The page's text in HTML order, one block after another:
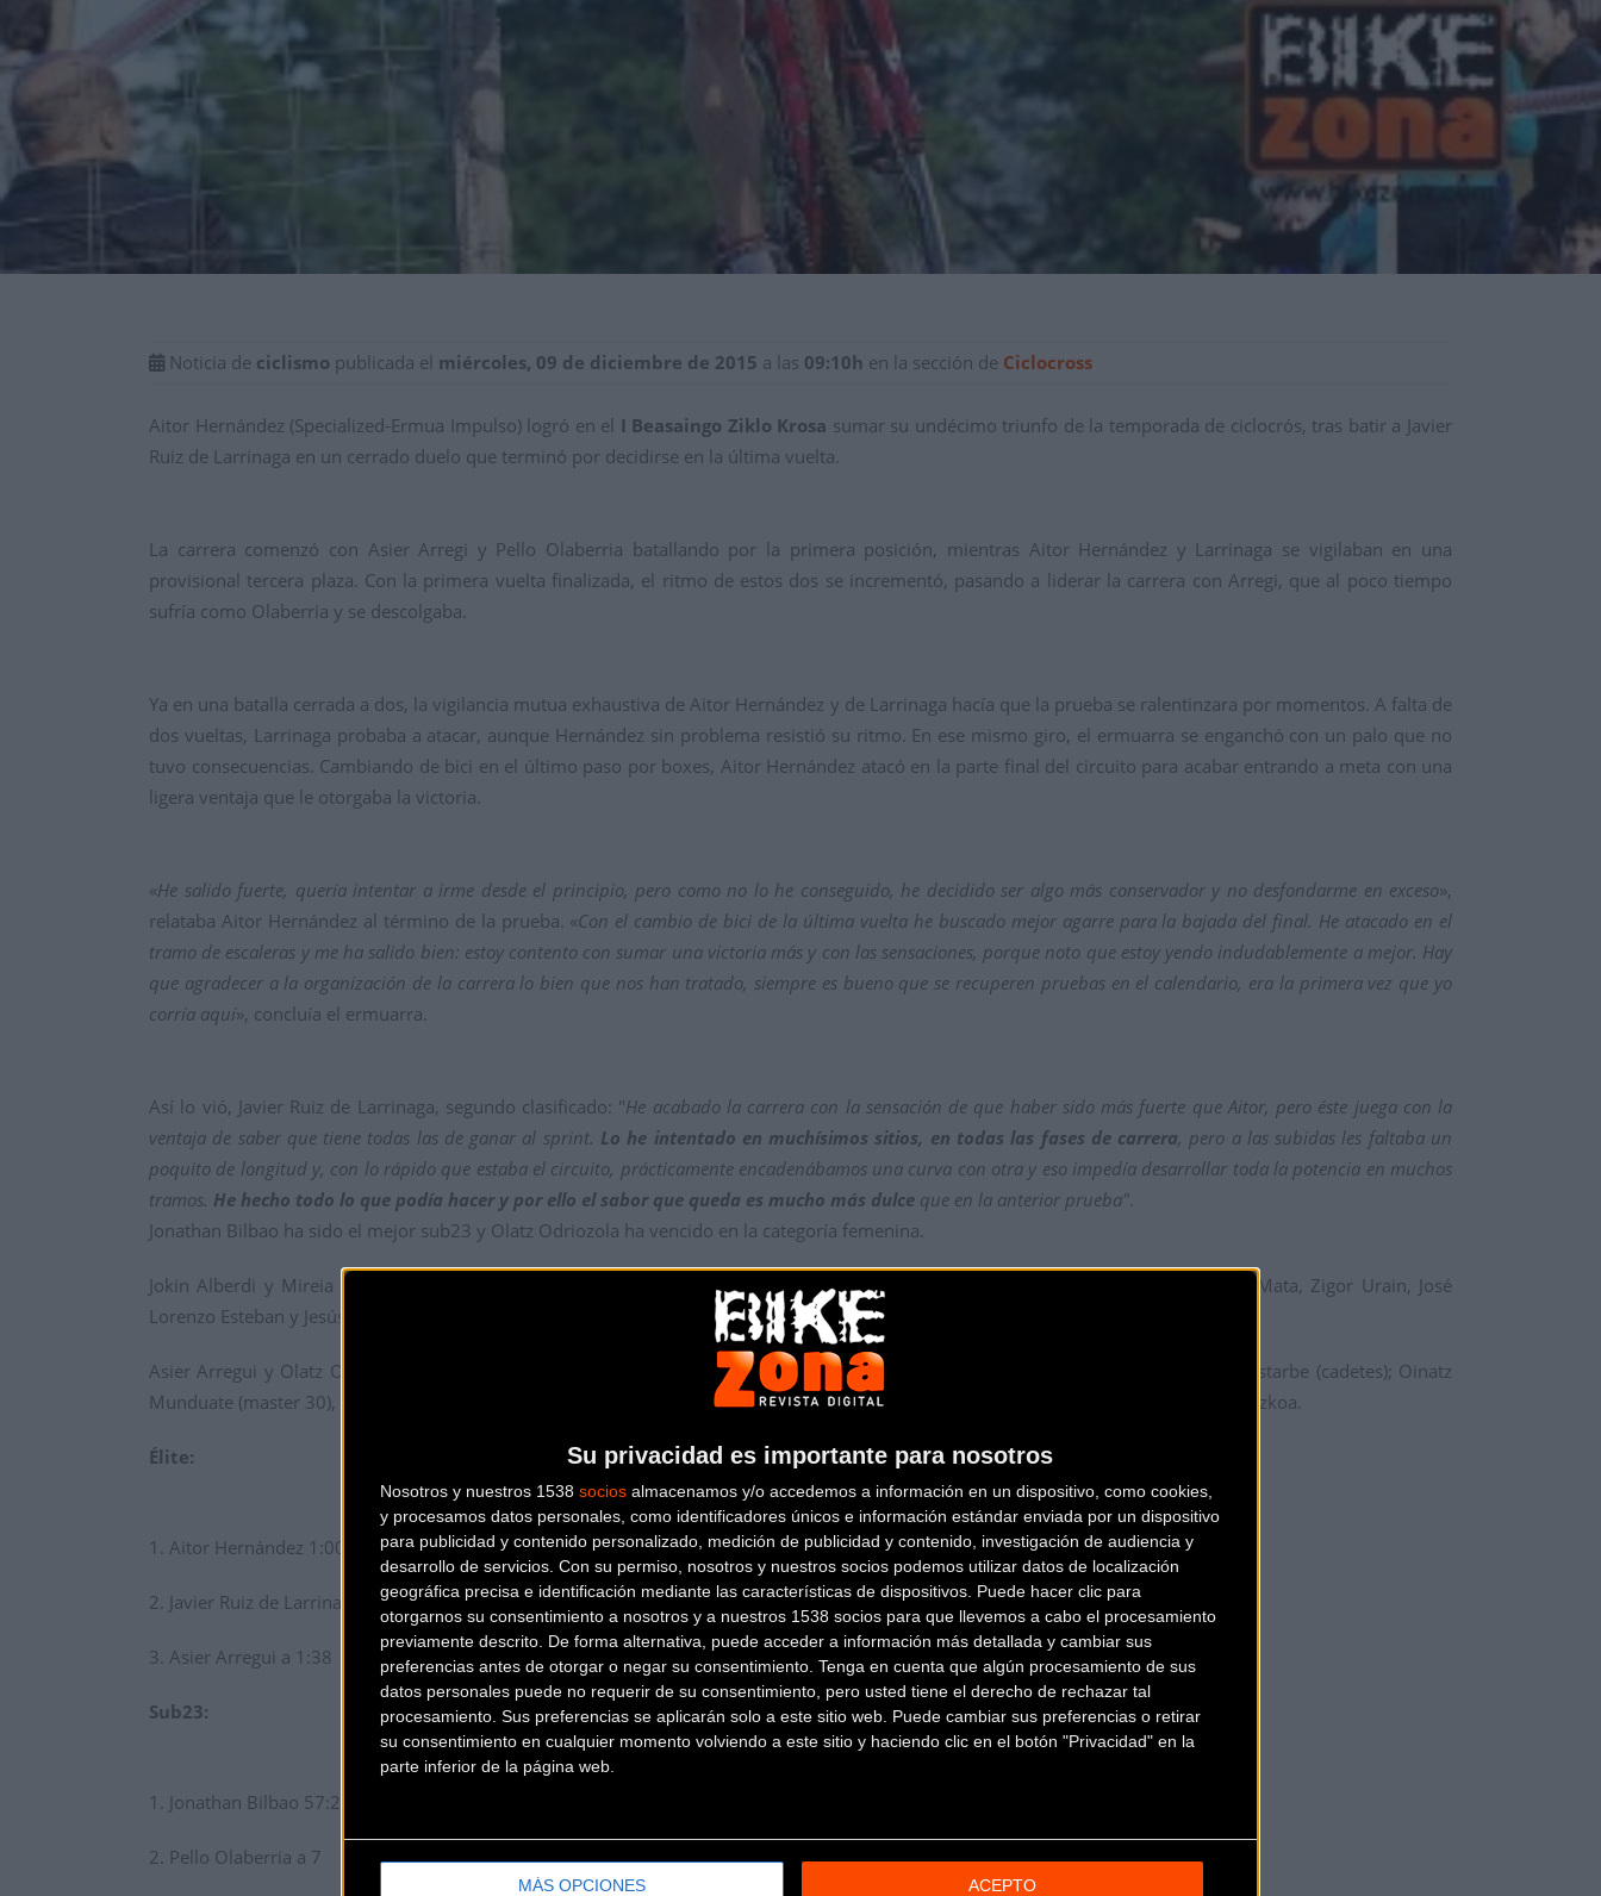
Su privacidad es importante para nosotros
Nosotros y nuestros 1538 socios almacenamos y/o accedemos a información en un dispositivo, como cookies,
y procesamos datos personales, como identificadores únicos e información estándar enviada por un dispositivo
para publicidad y contenido personalizado, medición de publicidad y contenido, investigación de audiencia y
desarrollo de servicios. Con su permiso, nosotros y nuestros socios podemos utilizar datos de localización
geográfica precisa e identificación mediante las características de dispositivos. Puede hacer clic para
otorgarnos su consentimiento a nosotros y a nuestros 1538 socios para que llevemos a cabo el procesamiento
previamente descrito. De forma alternativa, puede acceder a información más detallada y cambiar sus
preferencias antes de otorgar o negar su consentimiento. Tenga en cuenta que algún procesamiento de sus
datos personales puede no requerir de su consentimiento, pero usted tiene el derecho de rechazar tal
procesamiento. Sus preferencias se aplicarán solo a este sitio web. Puede cambiar sus preferencias o retirar
su consentimiento en cualquier momento volviendo a este sitio y haciendo clic en el botón "Privacidad" en la
parte inferior de la página web.
MÁS OPCIONES ACEPTO
Noticia de ciclismo publicada el miércoles, 09 de diciembre de 2015 a las 09:10h en la sección de Ciclocross
Aitor Hernández (Specialized-Ermua Impulso) logró en el I Beasaingo Ziklo Krosa sumar su undécimo triunfo de la temporada de ciclocrós, tras batir a Javier
Ruiz de Larrinaga en un cerrado duelo que terminó por decidirse en la última vuelta.
La carrera comenzó con Asier Arregi y Pello Olaberria batallando por la primera posición, mientras Aitor Hernández y Larrinaga se vigilaban en una
provisional tercera plaza. Con la primera vuelta finalizada, el ritmo de estos dos se incrementó, pasando a liderar la carrera con Arregi, que al poco tiempo
sufría como Olaberria y se descolgaba.
Ya en una batalla cerrada a dos, la vigilancia mutua exhaustiva de Aitor Hernández y de Larrinaga hacía que la prueba se ralentinzara por momentos. A falta de
dos vueltas, Larrinaga probaba a atacar, aunque Hernández sin problema resistió su ritmo. En ese mismo giro, el ermuarra se enganchó con un palo que no
tuvo consecuencias. Cambiando de bici en el último paso por boxes, Aitor Hernández atacó en la parte final del circuito para acabar entrando a meta con una
ligera ventaja que le otorgaba la victoria.
«He salido fuerte, quería intentar a irme desde el principio, pero como no lo he conseguido, he decidido ser algo más conservador y no desfondarme en exceso»,
relataba Aitor Hernández al término de la prueba. «Con el cambio de bici de la última vuelta he buscado mejor agarre para la bajada del final. He atacado en el
tramo de escaleras y me ha salido bien: estoy contento con sumar una victoria más y con las sensaciones, porque noto que estoy yendo indudablemente a mejor. Hay
que agradecer a la organización de la carrera lo bien que nos han tratado, siempre es bueno que se recuperen pruebas en el calendario, era la primera vez que yo
corría aquí», concluía el ermuarra.
Así lo vió, Javier Ruiz de Larrinaga, segundo clasificado: "He acabado la carrera con la sensación de que haber sido más fuerte que Aitor, pero éste juega con la
ventaja de saber que tiene todas las de ganar al sprint. Lo he intentado en muchísimos sitios, en todas las fases de carrera, pero a las subidas les faltaba un
poquito de longitud y, con lo rápido que estaba el circuito, prácticamente encadenábamos una curva con otra y eso impedía desarrollar toda la potencia en muchos
tramos. He hecho todo lo que podía hacer y por ello el sabor que queda es mucho más dulce que en la anterior prueba".
Jonathan Bilbao ha sido el mejor sub23 y Olatz Odriozola ha vencido en la categoría femenina.
Jokin Alberdi y Mireia Muñoz (juniors) y Jon Sánchez y Luisa Ibarrola (cadetes) han vencido en las categorías inferiores; y Martin Mata, Zigor Urain, José
Lorenzo Esteban y Jesús María Alzola en masters.
Asier Arregui y Olatz Odriozola (élite); Pello Olaberria y Lierni Lekuona (sub23); Jokin Alberdi (juniors); Aitor Garmendia y Garazi Erostarbe (cadetes); Oinatz
Munduate (master 30), Xabier Mendiaraz (master 40) y Aitor Zabaleta (master 50), por su parte, se han proclamado campeones de Gipuzkoa.
Élite:
1. Aitor Hernández 1:00:34
2. Javier Ruiz de Larrinaga a 2
3. Asier Arregui a 1:38
Sub23:
1. Jonathan Bilbao 57:21
2. Pello Olaberria a 7